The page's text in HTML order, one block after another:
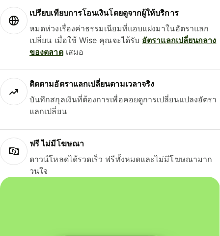
เปรียบเทียบการโอนเงินโดยดูจากผู้ให้บริการ
หมดห่วงเรื่องค่าธรรมเนียมที่แอบแฝงมาในอัตราแลก
เปลี่ยน เมื่อใช้ Wise คุณจะได้รับ อัตราแลกเปลี่ยนกลาง
ของตลาดเสมอ
ติดตามอัตราแลกเปลี่ยนตามเวลาจริง
บันทึกสกุลเงินที่ต้องการเพื่อคอยดูการเปลี่ยนแปลงอัตรา
แลกเปลี่ยน
ฟรี ไม่มีโฆษณา
ดาวน์โหลดได้รวดเร็ว ฟรีทั้งหมดและไม่มีโฆษณามาก
วนใจ